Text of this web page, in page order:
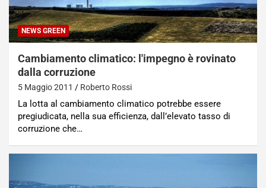
NEWS GREEN
Cambiamento climatico: l'impegno è rovinato
dalla corruzione
5 Maggio 2011 Roberto Rossi
La lotta al cambiamento climatico potrebbe essere
pregiudicata, nella sua efficienza, dall’elevato tasso di
corruzione che…